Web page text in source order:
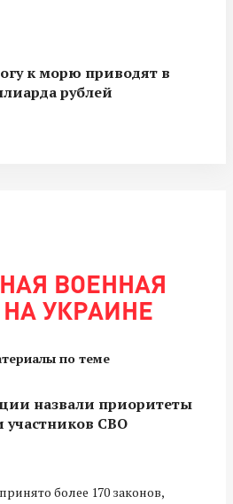
к морю приводят в
рублей
ВОЕННАЯ
УКРАИНЕ
по теме
назвали приоритеты
участников СВО
более 170 законов,